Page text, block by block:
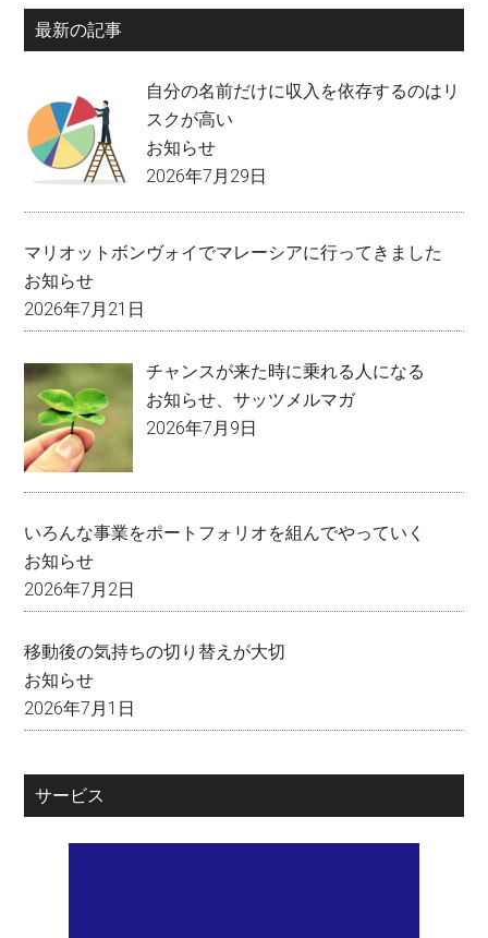
最新の記事
自分の名前だけに収入を依存するのはリ
スクが高い
お知らせ
2026年7月29日
マリオットボンヴォイでマレーシアに行ってきました
お知らせ
2026年7月21日
チャンスが来た時に乗れる人になる
お知らせ、サッツメルマガ
2026年7月9日
いろんな事業をポートフォリオを組んでやっていく
お知らせ
2026年7月2日
移動後の気持ちの切り替えが大切
お知らせ
2026年7月1日
サービス